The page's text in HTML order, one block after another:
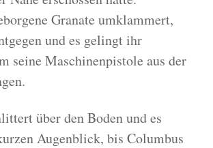
Granate umklammert,
und es gelingt ihr
seine Maschinenpistole aus der
über den Boden und es
Augenblick, bis Columbus